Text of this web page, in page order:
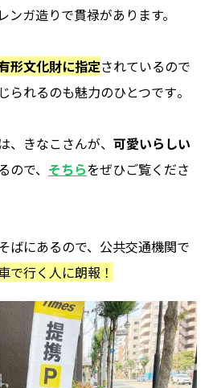
ガ造りで貫禄があります。
形文化財に指定されているので
られるのも魅力のひとつです。
きなこさんが、 可愛いらしい
ので、 そちらをぜひご覧くださ
ばにあるので、公共交通機関で
で行く人に朗報！